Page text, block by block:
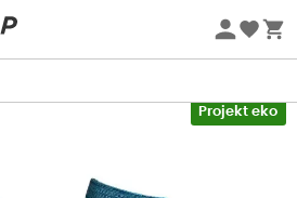
DODATKOWO przy zakupie 2
Projekt eko